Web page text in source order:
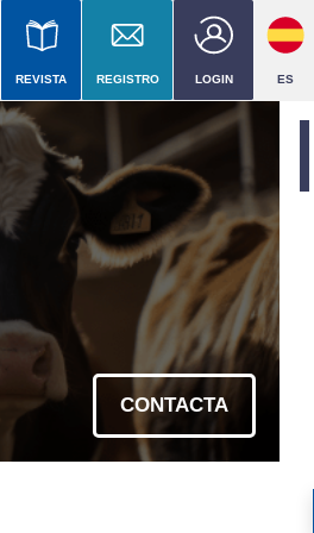
REVISTA REGISTRO LOGIN ES
CONTACTA